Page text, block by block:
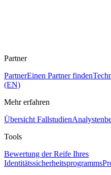
Partner
PartnerEinen Partner finden
(EN)
Mehr erfahren
Übersicht Fallstudien
Tools
Bewertung der Reife Ihres
Identitätssicherheitsprogramms